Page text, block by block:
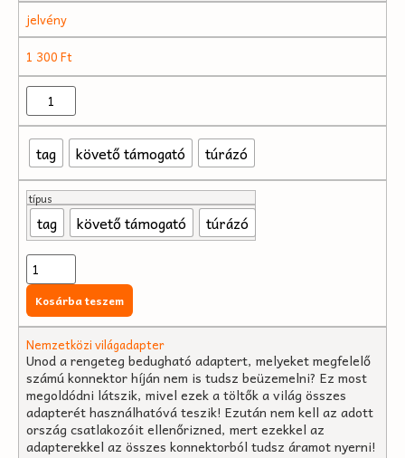
jelvény
1 300Ft
tag követő támogató túrázó
típus
tag követő támogató túrázó
Kosárba teszem
Nemzetközi világadapter
Unod a rengeteg bedugható adaptert, melyeket megfelelő
számú konnektor híján nem is tudsz beüzemelni? Ez most
megoldódni látszik, mivel ezek a töltők a világ összes
adapterét használhatóvá teszik! Ezután nem kell az adott
ország csatlakozóit ellenőrizned, mert ezekkel az
adapterekkel az összes konnektorból tudsz áramot nyerni!